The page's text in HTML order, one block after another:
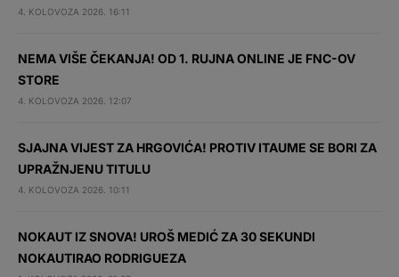
4. KOLOVOZA 2026. 16:11
NEMA VIŠE ČEKANJA! OD 1. RUJNA ONLINE JE FNC-OV
STORE
4. KOLOVOZA 2026. 12:07
SJAJNA VIJEST ZA HRGOVIĆA! PROTIV ITAUME SE BORI ZA
UPRAŽNJENU TITULU
4. KOLOVOZA 2026. 10:11
NOKAUT IZ SNOVA! UROŠ MEDIĆ ZA 30 SEKUNDI
NOKAUTIRAO RODRIGUEZA